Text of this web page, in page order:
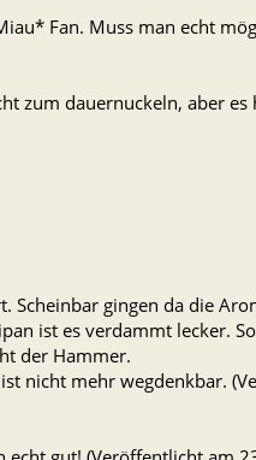
Fan. Muss man echt
zum dauernuckeln, aber
Scheinbar gingen da die
ist es verdammt lecker.
der Hammer.
nicht mehr wegdenkbar.